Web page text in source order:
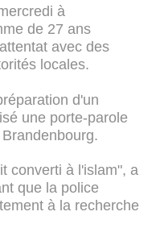
à
de 27 ans
avec des
locales.
d'un
une porte-parole
converti à l'islam", a
que la police
à la recherche